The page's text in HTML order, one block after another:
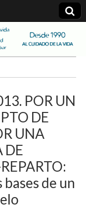
POR UN
DE
UNA
DE
de un